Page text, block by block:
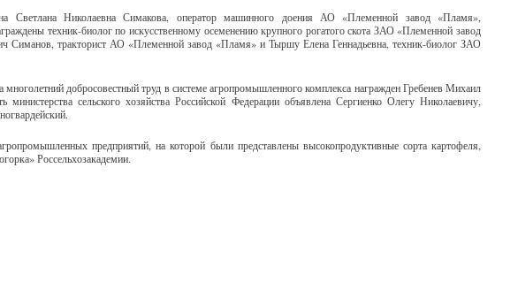
Светлана Николаевна Симакова, оператор машинного доения АО «Племенной завод «Пламя»,
техник-биолог по искусственному осеменению крупного рогатого скота ЗАО «Племенной завод
Симанов, тракторист АО «Племенной завод «Пламя» и Тыршу Елена Геннадьевна, техник-биолог ЗАО
добросовестный труд в системе агропромышленного комплекса награжден Гребенев Михаил
сельского хозяйства Российской Федерации объявлена Сергиенко Олегу Николаевичу,
предприятий, на которой были представлены высокопродуктивные сорта картофеля,
Россельхозакадемии.